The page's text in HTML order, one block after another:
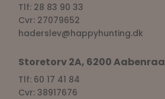
Tlf: 28 83 90 33
Cvr: 27079652
haderslev@happyhunting.dk
Storetorv 2A, 6200 Aabenraa
Tlf: 60 17 41 84
Cvr: 38917676